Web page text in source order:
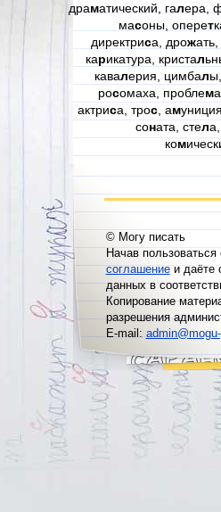
драматический, галера,
масоны, оперет
директриса, дрожать,
карикатура, кристал
кавалерия, цимбал
росомаха, проблем
актриса, трос, ам
соната, стел
ком
© Могу писать
Начав
соглашениеи даёте
данных в
Копирование
разрешения
E-mail: